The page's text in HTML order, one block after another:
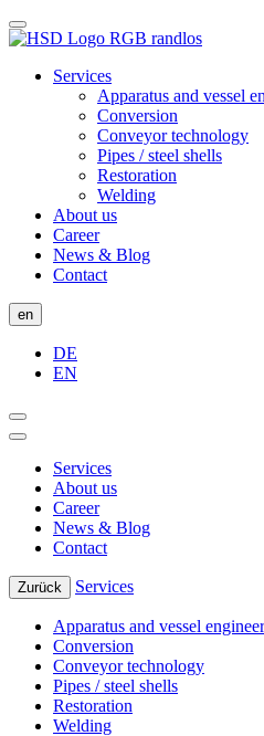
Services
Apparatus and vessel
Conversion
Conveyor technology
Pipes / steel shells
Restoration
Welding
About us
Career
News & Blog
Contact
en
DE
EN
Services
About us
Career
News & Blog
Contact
Zurück Services
Apparatus and vessel
Conversion
Conveyor technology
Pipes / steel shells
Restoration
Welding